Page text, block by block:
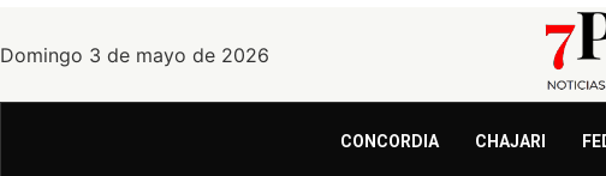
Domingo 3 de mayo de 2026
CONCORDIA CHAJARI